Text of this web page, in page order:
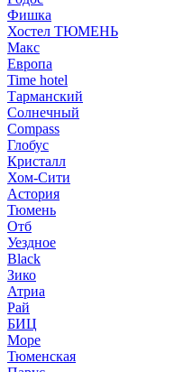
Фишка
Хостел ТЮМЕНЬ
Макс
Европа
Time hotel
Тарманский
Солнечный
Compass
Глобус
Кристалл
Хом-Сити
Астория
Тюмень
Отб
Уездное
Black
Зико
Атриа
Рай
БИЦ
Море
Тюменская